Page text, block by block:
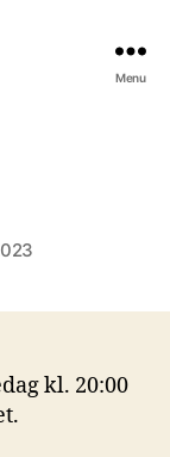
Menu
kl. 20:00